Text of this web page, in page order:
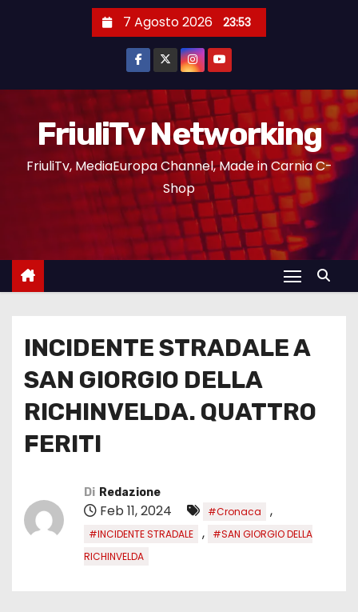
7 Agosto 2026 23:53
FriuliTv Networking
FriuliTv, MediaEuropa Channel, Made in Carnia C-
Shop
INCIDENTE STRADALE A
SAN GIORGIO DELLA
RICHINVELDA. QUATTRO
FERITI
Di Redazione
Feb 11, 2024 #Cronaca ,
#INCIDENTE STRADALE ,
#SAN GIORGIO DELLA
RICHINVELDA